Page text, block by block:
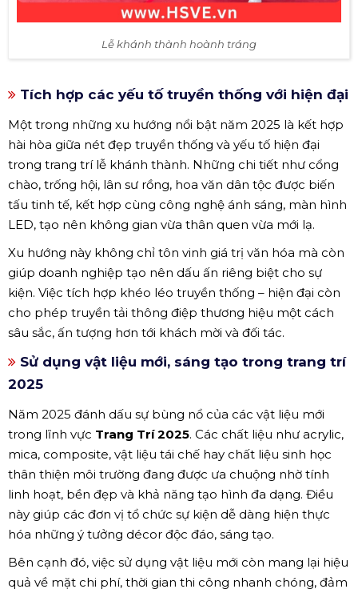
Lễ khánh thành hoành tráng
Tích hợp các yếu tố truyền thống với hiện đại
Một trong những xu hướng nổi bật năm 2025 là kết hợp
hài hòa giữa nét đẹp truyền thống và yếu tố hiện đại
trong trang trí lễ khánh thành. Những chi tiết như cổng
chào, trống hội, lân sư rồng, hoa văn dân tộc được biến
tấu tinh tế, kết hợp cùng công nghệ ánh sáng, màn hình
LED, tạo nên không gian vừa thân quen vừa mới lạ.
Xu hướng này không chỉ tôn vinh giá trị văn hóa mà còn
giúp doanh nghiệp tạo nên dấu ấn riêng biệt cho sự
kiện. Việc tích hợp khéo léo truyền thống – hiện đại còn
cho phép truyền tải thông điệp thương hiệu một cách
sâu sắc, ấn tượng hơn tới khách mời và đối tác.
Sử dụng vật liệu mới, sáng tạo trong trang trí
2025
Năm 2025 đánh dấu sự bùng nổ của các vật liệu mới
trong lĩnh vực Trang Trí 2025. Các chất liệu như acrylic,
mica, composite, vật liệu tái chế hay chất liệu sinh học
thân thiện môi trường đang được ưa chuộng nhờ tính
linh hoạt, bền đẹp và khả năng tạo hình đa dạng. Điều
này giúp các đơn vị tổ chức sự kiện dễ dàng hiện thực
hóa những ý tưởng décor độc đáo, sáng tạo.
Bên cạnh đó, việc sử dụng vật liệu mới còn mang lại hiệu
quả về mặt chi phí, thời gian thi công nhanh chóng, đảm